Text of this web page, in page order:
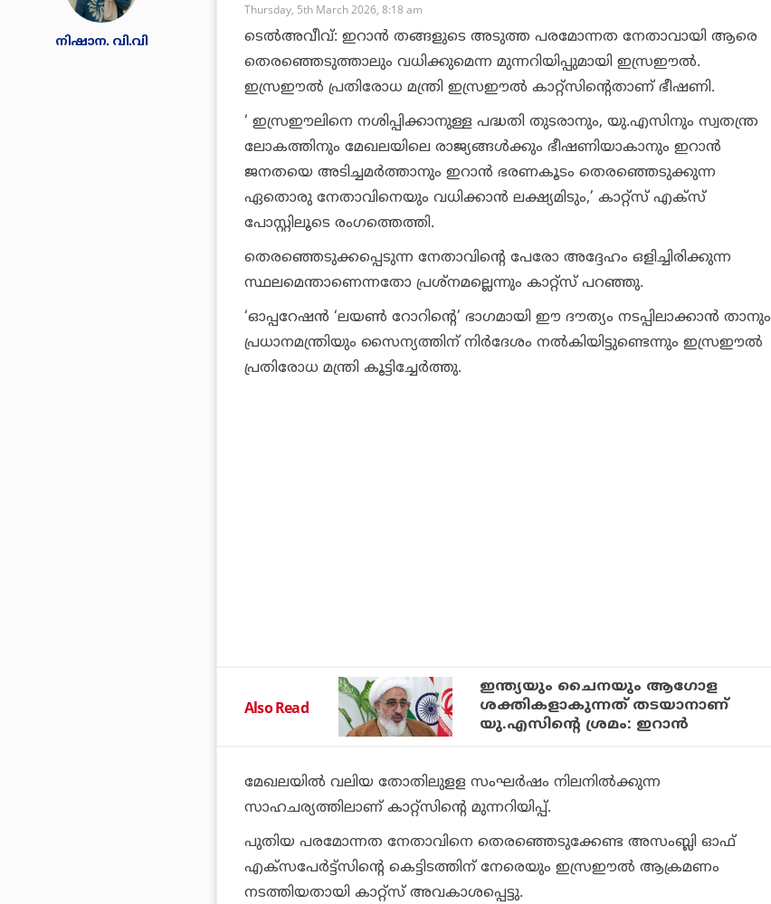
നിഷാന. വി.വി
Thursday, 5th March 2026, 8:18 am
ടെല്‍അവീവ്: ഇറാന്‍ തങ്ങളുടെ അടുത്ത പരമോന്നത നേതാവായി ആരെ
തെരഞ്ഞെടുത്താലും വധിക്കുമെന്ന മുന്നറിയിപ്പുമായി ഇസ്രഈല്‍.
ഇസ്രഈല്‍ പ്രതിരോധ മന്ത്രി ഇസ്രഈല്‍ കാറ്റ്‌സിന്റെതാണ് ഭീഷണി.
‘ ഇസ്രഈലിനെ നശിപ്പിക്കാനുള്ള പദ്ധതി തുടരാനും, യു.എസിനും സ്വതന്ത്ര
ലോകത്തിനും മേഖലയിലെ രാജ്യങ്ങള്‍ക്കും ഭീഷണിയാകാനും ഇറാന്‍
ജനതയെ അടിച്ചമര്‍ത്താനും ഇറാന്‍ ഭരണകൂടം തെരഞ്ഞെടുക്കുന്ന
ഏതൊരു നേതാവിനെയും വധിക്കാന്‍ ലക്ഷ്യമിടും,’ കാറ്റ്‌സ് എക്‌സ്
പോസ്റ്റിലൂടെ രംഗത്തെത്തി.
തെരഞ്ഞെടുക്കപ്പെടുന്ന നേതാവിന്റെ പേരോ അദ്ദേഹം ഒളിച്ചിരിക്കുന്ന
സ്ഥലമെന്താണെന്നതോ പ്രശ്‌നമല്ലെന്നും കാറ്റ്‌സ് പറഞ്ഞു.
‘ഓപ്പറേഷന്‍ ‘ലയണ്‍ റോറിന്റെ’ ഭാഗമായി ഈ ദൗത്യം നടപ്പിലാക്കാന്‍ താനും
പ്രധാനമന്ത്രിയും സൈന്യത്തിന് നിര്‍ദേശം നല്‍കിയിട്ടുണ്ടെന്നും ഇസ്രഈല്‍
പ്രതിരോധ മന്ത്രി കൂട്ടിച്ചേര്‍ത്തു.
Also Read
ഇന്ത്യയും ചൈനയും ആഗോള
ശക്തികളാകുന്നത് തടയാനാണ്
യു.എസിന്റെ ശ്രമം: ഇറാന്‍
മേഖലയില്‍ വലിയ തോതിലുളള സംഘര്‍ഷം നിലനില്‍ക്കുന്ന
സാഹചര്യത്തിലാണ് കാറ്റ്‌സിന്റെ മുന്നറിയിപ്പ്.
പുതിയ പരമോന്നത നേതാവിനെ തെരഞ്ഞെടുക്കേണ്ട അസംബ്ലി ഓഫ്
എക്‌സപേര്‍ട്ട്‌സിന്റെ കെട്ടിടത്തിന് നേരെയും ഇസ്രഈല്‍ ആക്രമണം
നടത്തിയതായി കാറ്റ്‌സ് അവകാശപ്പെട്ടു.